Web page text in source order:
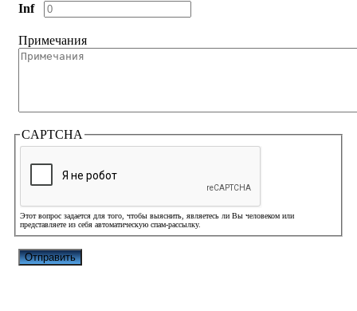
Inf
Примечания
CAPTCHA
Этот вопрос задается для того, чтобы выяснить, являетесь ли Вы человеком или
представляете из себя автоматическую спам-рассылку.